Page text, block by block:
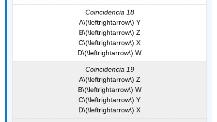
Coincidencia 18
A\(\leftrightarrow\) Y
B\(\leftrightarrow\) Z
C\(\leftrightarrow\) X
D\(\leftrightarrow\) W
Coincidencia 19
A\(\leftrightarrow\) Z
B\(\leftrightarrow\) W
C\(\leftrightarrow\) Y
D\(\leftrightarrow\) X